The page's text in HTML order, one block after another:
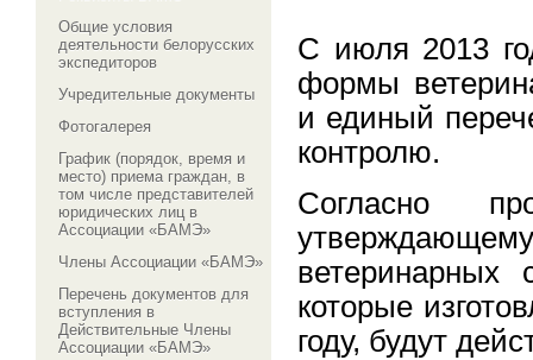
Общие условия
деятельности белорусских
экспедиторов
Учредительные документы
Фотогалерея
График (порядок, время и
место) приема граждан, в
том числе представителей
юридических лиц в
Ассоциации «БАМЭ»
Члены Ассоциации «БАМЭ»
Перечень документов для
вступления в
Действительные Члены
Ассоциации «БАМЭ»
С июля 2013
формы
и единый
контролю.
Согласно
ветеринарных
которые
году, будут